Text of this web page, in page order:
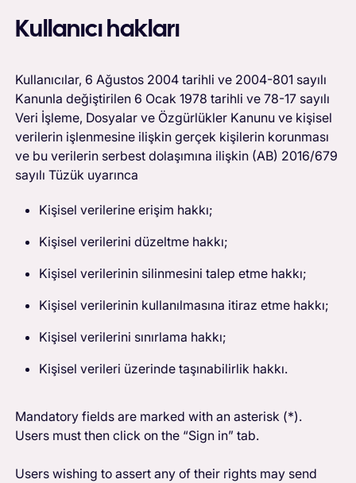
Kullanıcı hakları
Kullanıcılar, 6 Ağustos 2004 tarihli ve 2004-801 sayılı
Kanunla değiştirilen 6 Ocak 1978 tarihli ve 78-17 sayılı
Veri İşleme, Dosyalar ve Özgürlükler Kanunu ve kişisel
verilerin işlenmesine ilişkin gerçek kişilerin korunması
ve bu verilerin serbest dolaşımına ilişkin (AB) 2016/679
sayılı Tüzük uyarınca
Kişisel verilerine erişim hakkı;
Kişisel verilerini düzeltme hakkı;
Kişisel verilerinin silinmesini talep etme hakkı;
Kişisel verilerinin kullanılmasına itiraz etme hakkı;
Kişisel verilerini sınırlama hakkı;
Kişisel verileri üzerinde taşınabilirlik hakkı.
Mandatory fields are marked with an asterisk (*).
Users must then click on the “Sign in” tab.
Users wishing to assert any of their rights may send